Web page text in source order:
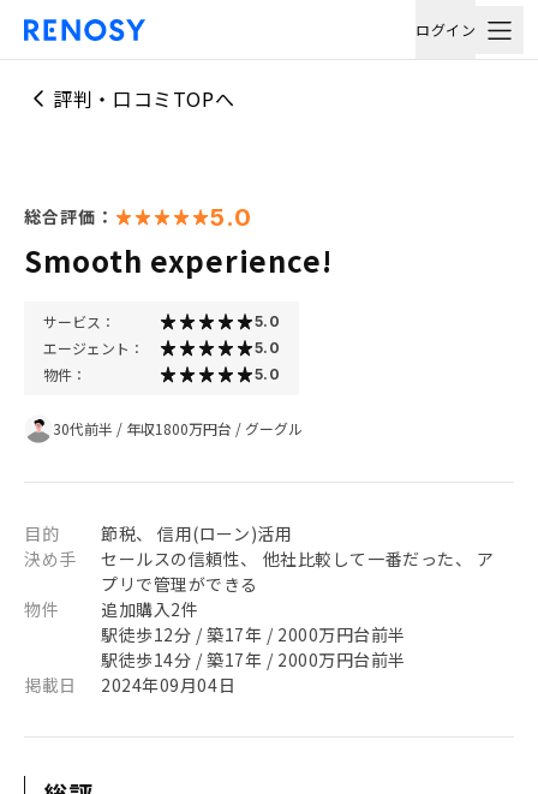
ログイン
評判・口コミTOPへ
総合評価： 5.0
Smooth experience!
サービス： 5.0
エージェント： 5.0
物件： 5.0
30代前半 / 年収1800万円台 / グーグル
目的
節税、 信用(ローン)活用
決め手
セールスの信頼性、 他社比較して一番だった、 ア
プリで管理ができる
物件
追加購入2件
駅徒歩12分 / 築17年 / 2000万円台前半
駅徒歩14分 / 築17年 / 2000万円台前半
掲載日
2024年09月04日